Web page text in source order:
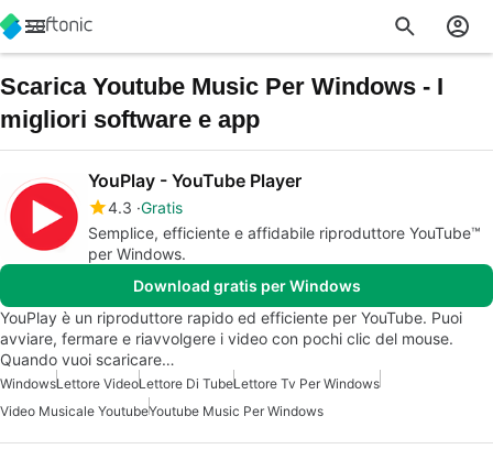
Scarica Youtube Music Per Windows - I
migliori software e app
YouPlay - YouTube Player
4.3 Gratis
Semplice, efficiente e affidabile riproduttore YouTube™
per Windows.
Download gratis per Windows
YouPlay è un riproduttore rapido ed efficiente per YouTube. Puoi
avviare, fermare e riavvolgere i video con pochi clic del mouse.
Quando vuoi scaricare…
WindowsLettore VideoLettore Di TubeLettore Tv Per Windows
Video Musicale YoutubeYoutube Music Per Windows